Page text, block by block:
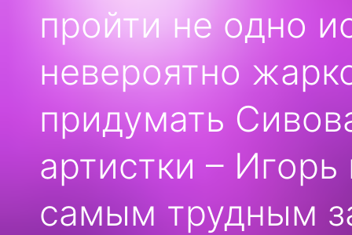
пройти не одно
невероятно
придумать
артистки –
самым трудным